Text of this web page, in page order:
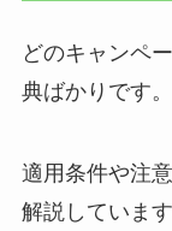
どのキャンペ
典ばかりです。
適用条件や注
解説していま